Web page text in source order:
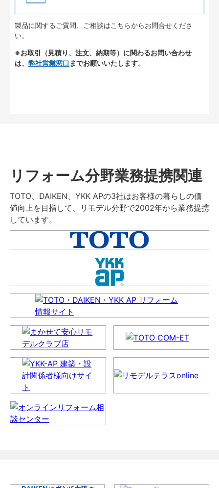
製品に関するご質問、ご相談はこちらからお問合せくださ
い。
※お取引（見積り、注文、納期等）に関わるお問い合わせ
は、 弊社営業窓口 までお願いいたします。
リフォーム分野業務提携関連
TOTO、DAIKEN、YKK APの3社はお客様の暮らしの価
値向上を目指して、リモデル分野で2002年から業務提携
しています。